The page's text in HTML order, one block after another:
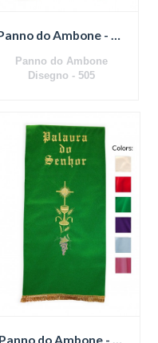
Panno do Ambone - 505
Panno do Ambone
Disegno - 505
Panno do Ambone - 503